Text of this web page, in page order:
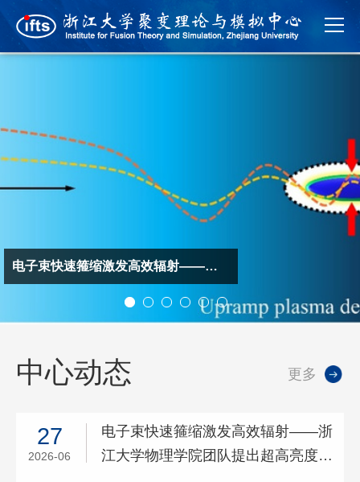
The 1st Announcement of 15th International West Lake Symposium - Frontiers in Laser Plasma Physics
电子束快速箍缩激发高效辐射——浙江大学物理学院团队提出超高亮度伽马射线源新方案
第十六届西湖国际会议——聚变与空间等离子体物理研讨会成功举办The 2nd Announcement of the 16th International West Lake Symposium on the Physics of Fusion and Space Plasmas
第十五届西湖国际会议——激光等离子体物理前沿研讨会成功举办
第十三届全国磁约束聚变理论与模拟会议在浙江大学成功举办The 1st Announcement of 15th International West Lake Symposium - Frontiers in Laser Plasma Physics
电子束快速箍缩激发高效辐射——浙江大学物理学院团队提出超高亮度伽马射线源新方案
中心动态 更多
27
2026-06
电子束快速箍缩激发高效辐射——浙
江大学物理学院团队提出超高亮度伽